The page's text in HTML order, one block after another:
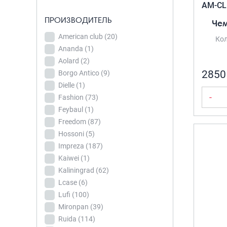
чемоданов
Пилоты на
колесах
Dielle(1)
Feybaul (1)
Freedom
Hossoni (5)
Impreza
Kaiwei (1)
Lcase(6)
Lufi(100)
Mironpan
Ruida(114)
Somsonya
Vista (16)
КОЛИЧЕСТВО В
КОМПЛЕКТЕ
Комплект 2-
Комплект 3-
(676)
Комплект 4-
ки(116)
Комплект 5-
ки(30)
Комплект из 4-х
предметов (1)
ТОВАР
ОДИНОЧНЫЕ
ЧЕМОДАНЫ
ПРОИЗВОДИТЕЛЬ
American club (20)
Ananda (1)
Aolard (2)
Borgo Antico (9)
Dielle (1)
Fashion (73)
Feybaul (1)
Freedom (87)
Hossoni (5)
Impreza (187)
Kaiwei (1)
Kaliningrad (62)
Lcase (6)
Lufi (100)
Mironpan (39)
Ruida (114)
AM-
-